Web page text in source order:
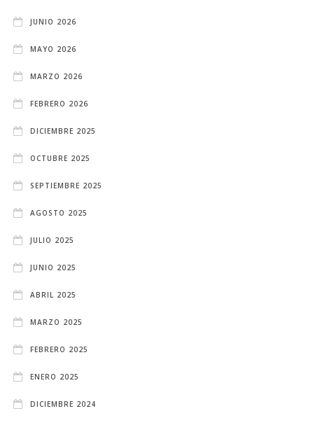
JUNIO 2026
MAYO 2026
MARZO 2026
FEBRERO 2026
DICIEMBRE 2025
OCTUBRE 2025
SEPTIEMBRE 2025
AGOSTO 2025
JULIO 2025
JUNIO 2025
ABRIL 2025
MARZO 2025
FEBRERO 2025
ENERO 2025
DICIEMBRE 2024